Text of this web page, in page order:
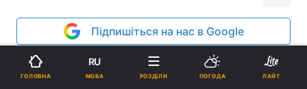
Підпишіться на нас в Google
ГОЛОВНА
RU
МОВА РОЗДІЛИ ПОГОДА ЛАЙТ